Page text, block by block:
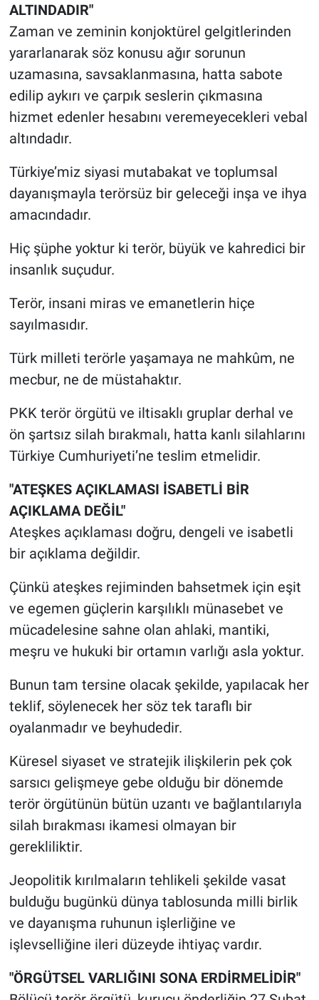
ALTINDADIR"
Zaman ve zeminin konjoktürel gelgitlerinden
yararlanarak söz konusu ağır sorunun
uzamasına, savsaklanmasına, hatta sabote
edilip aykırı ve çarpık seslerin çıkmasına
hizmet edenler hesabını veremeyecekleri vebal
altındadır.
Türkiye’miz siyasi mutabakat ve toplumsal
dayanışmayla terörsüz bir geleceği inşa ve ihya
amacındadır.
Hiç şüphe yoktur ki terör, büyük ve kahredici bir
insanlık suçudur.
Terör, insani miras ve emanetlerin hiçe
sayılmasıdır.
Türk milleti terörle yaşamaya ne mahkûm, ne
mecbur, ne de müstahaktır.
PKK terör örgütü ve iltisaklı gruplar derhal ve
ön şartsız silah bırakmalı, hatta kanlı silahlarını
Türkiye Cumhuriyeti’ne teslim etmelidir.
"ATEŞKES AÇIKLAMASI İSABETLİ BİR
AÇIKLAMA DEĞİL"
Ateşkes açıklaması doğru, dengeli ve isabetli
bir açıklama değildir.
Çünkü ateşkes rejiminden bahsetmek için eşit
ve egemen güçlerin karşılıklı münasebet ve
mücadelesine sahne olan ahlaki, mantiki,
meşru ve hukuki bir ortamın varlığı asla yoktur.
Bunun tam tersine olacak şekilde, yapılacak her
teklif, söylenecek her söz tek taraflı bir
oyalanmadır ve beyhudedir.
Küresel siyaset ve stratejik ilişkilerin pek çok
sarsıcı gelişmeye gebe olduğu bir dönemde
terör örgütünün bütün uzantı ve bağlantılarıyla
silah bırakması ikamesi olmayan bir
gerekliliktir.
Jeopolitik kırılmaların tehlikeli şekilde vasat
bulduğu bugünkü dünya tablosunda milli birlik
ve dayanışma ruhunun işlerliğine ve
işlevselliğine ileri düzeyde ihtiyaç vardır.
"ÖRGÜTSEL VARLIĞINI SONA ERDİRMELİDİR"